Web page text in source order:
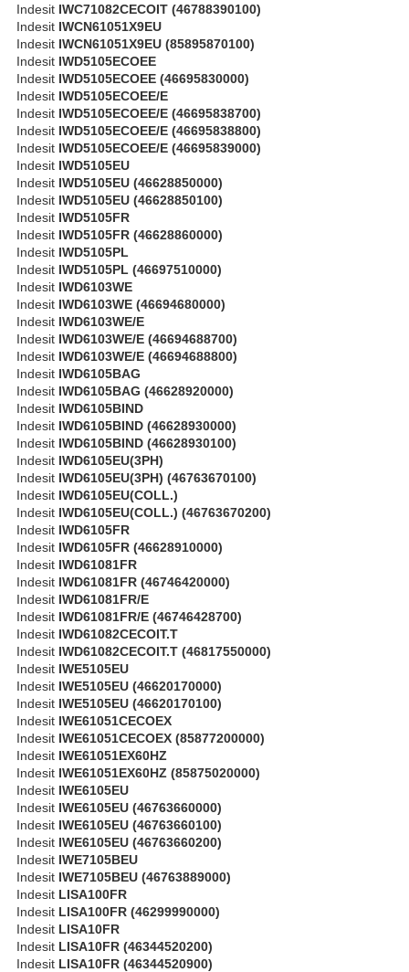
Indesit IWC71082CECOIT (46788390100)
Indesit IWCN61051X9EU
Indesit IWCN61051X9EU (85895870100)
Indesit IWD5105ECOEE
Indesit IWD5105ECOEE (46695830000)
Indesit IWD5105ECOEE/E
Indesit IWD5105ECOEE/E (46695838700)
Indesit IWD5105ECOEE/E (46695838800)
Indesit IWD5105ECOEE/E (46695839000)
Indesit IWD5105EU
Indesit IWD5105EU (46628850000)
Indesit IWD5105EU (46628850100)
Indesit IWD5105FR
Indesit IWD5105FR (46628860000)
Indesit IWD5105PL
Indesit IWD5105PL (46697510000)
Indesit IWD6103WE
Indesit IWD6103WE (46694680000)
Indesit IWD6103WE/E
Indesit IWD6103WE/E (46694688700)
Indesit IWD6103WE/E (46694688800)
Indesit IWD6105BAG
Indesit IWD6105BAG (46628920000)
Indesit IWD6105BIND
Indesit IWD6105BIND (46628930000)
Indesit IWD6105BIND (46628930100)
Indesit IWD6105EU(3PH)
Indesit IWD6105EU(3PH) (46763670100)
Indesit IWD6105EU(COLL.)
Indesit IWD6105EU(COLL.) (46763670200)
Indesit IWD6105FR
Indesit IWD6105FR (46628910000)
Indesit IWD61081FR
Indesit IWD61081FR (46746420000)
Indesit IWD61081FR/E
Indesit IWD61081FR/E (46746428700)
Indesit IWD61082CECOIT.T
Indesit IWD61082CECOIT.T (46817550000)
Indesit IWE5105EU
Indesit IWE5105EU (46620170000)
Indesit IWE5105EU (46620170100)
Indesit IWE61051CECOEX
Indesit IWE61051CECOEX (85877200000)
Indesit IWE61051EX60HZ
Indesit IWE61051EX60HZ (85875020000)
Indesit IWE6105EU
Indesit IWE6105EU (46763660000)
Indesit IWE6105EU (46763660100)
Indesit IWE6105EU (46763660200)
Indesit IWE7105BEU
Indesit IWE7105BEU (46763889000)
Indesit LISA100FR
Indesit LISA100FR (46299990000)
Indesit LISA10FR
Indesit LISA10FR (46344520200)
Indesit LISA10FR (46344520900)